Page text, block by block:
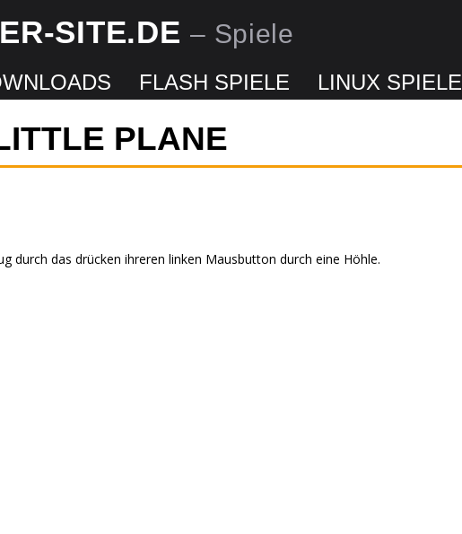
SITE.DE– Spiele
FLASH SPIELE LINUX SPIELE
PLANE
durch das drücken ihreren linken Mausbutton durch eine Höhle.